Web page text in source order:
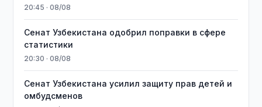
20:45 · 08/08
Сенат Узбекистана одобрил поправки в сфере
статистики
20:30 · 08/08
Сенат Узбекистана усилил защиту прав детей и
омбудсменов